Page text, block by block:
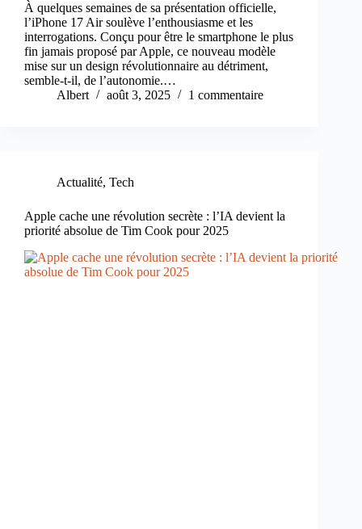
À quelques semaines de sa présentation officielle,
l’iPhone 17 Air soulève l’enthousiasme et les
interrogations. Conçu pour être le smartphone le plus
fin jamais proposé par Apple, ce nouveau modèle
mise sur un design révolutionnaire au détriment,
semble-t-il, de l’autonomie.…
Albert
août 3, 2025 1 commentaire
Actualité, Tech
Apple cache une révolution secrète : l’IA devient la
priorité absolue de Tim Cook pour 2025